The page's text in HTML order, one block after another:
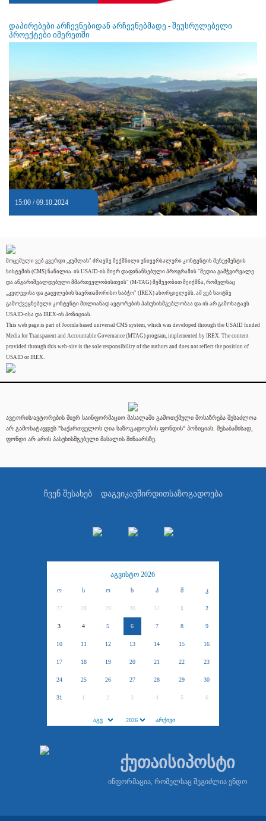
დაპირებები არჩევნებიდან არჩევნებმადე - შეუსრულებელი
პროექტები იმერეთში
15:00 / 09.10.2024
მოცემული ვებ გვერდი „ჯუმლას" ძრავზე შექმნილი უნივერსალური კონტენტის მენეჯმენტის
სისტემის (CMS) ნაწილია. ის USAID-ის მიერ დაფინანსებული პროგრამის "მედია გამჭვირვალე
და ანგარიშვალდებული მმართველობისთვის" (M-TAG) მეშვეობით შეიქმნა, რომელსაც
„კვლევისა და გაცვლების საერთაშორისო საბჭო" (IREX) ახორციელებს. ამ ვებ საიტზე
გამოქვეყნებული კონტენტი მთლიანად ავტორების პასუხისმგებლობაა და ის არ გამოხატავს
USAID-ისა და IREX-ის პოზიციას.
This web page is part of Joomla based universal CMS system, which was developed through the USAID funded
Media for Transparent and Accountable Governance (MTAG) program, implemented by IREX. The content
provided through this web-site is the sole responsibility of the authors and does not reflect the position of
USAID or IREX.
ავტორის/ავტორების მიერ საინფორმაციო მასალაში გამოთქმული მოსაზრება შესაძლოა
არ გამოხატავდეს "საქართველოს ღია საზოგადოების ფონდის" პოზიციას. შესაბამისად,
ფონდი არ არის პასუხისმგებელი მასალის შინაარსზე.
ჩვენ შესახებ დაგვიკავშირდითსაზოგადოება
აგვისტო 2026
ო ს ო ხ პ შ კ
27 28 29 30 31 1 2
3 4 5 6 7 8 9
10 11 12 13 14 15 16
17 18 19 20 21 22 23
24 25 26 27 28 29 30
31 1 2 3 4 5 6
ქუთაისიპოსტი
ინფორმაცია, რომელსაც შეგიძლია ენდო